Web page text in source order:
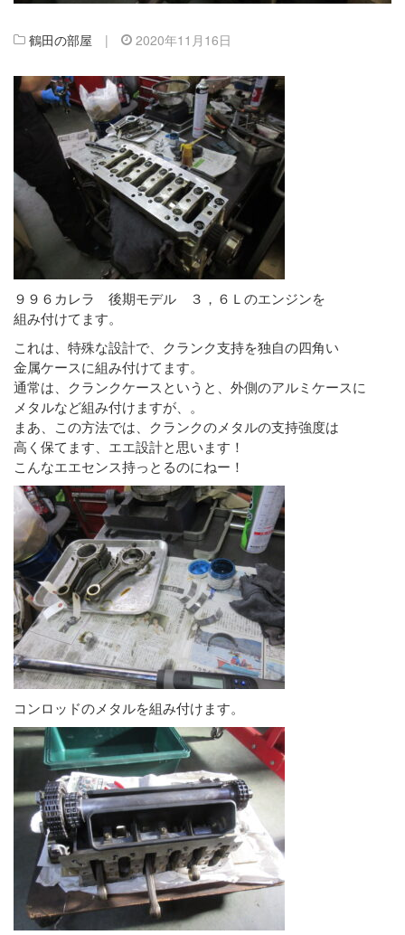
鶴田の部屋 | 2020年11月16日
９９６カレラ 後期モデル ３，６Ｌのエンジンを
組み付けてます。
これは、特殊な設計で、クランク支持を独自の四角い
金属ケースに組み付けてます。
通常は、クランクケースというと、外側のアルミケースに
メタルなど組み付けますが、。
まあ、この方法では、クランクのメタルの支持強度は
高く保てます、エエ設計と思います！
こんなエエセンス持っとるのにねー！
コンロッドのメタルを組み付けます。